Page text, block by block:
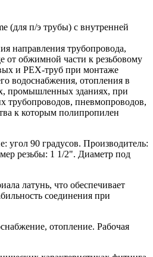
(для п/э трубы) с внутренней
направления трубопровода,
от обжимной части к резьбовому
и PEX-труб при монтаже
водоснабжения, отопления в
промышленных зданиях, при
трубопроводов, пневмопроводов,
к которым полипропилен
угол 90 градусов. Производитель:
резьбы: 1 1/2". Диаметр под
латунь, что обеспечивает
соединения при
отопление. Рабочая